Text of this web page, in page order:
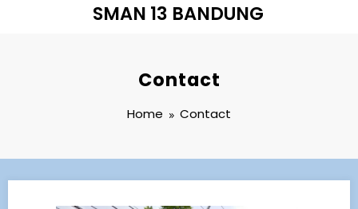
SMAN 13 BANDUNG
Contact
Home Contact